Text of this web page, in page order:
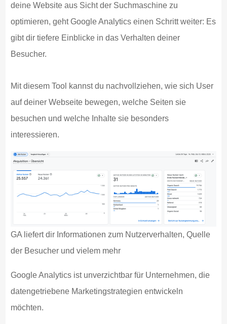
deine Website aus Sicht der Suchmaschine zu
optimieren, geht Google Analytics einen Schritt weiter: Es
gibt dir tiefere Einblicke in das Verhalten deiner
Besucher.
Mit diesem Tool kannst du nachvollziehen, wie sich User
auf deiner Webseite bewegen, welche Seiten sie
besuchen und welche Inhalte sie besonders
interessieren.
GA liefert dir Informationen zum Nutzerverhalten, Quelle
der Besucher und vielem mehr
Google Analytics ist unverzichtbar für Unternehmen, die
datengetriebene Marketingstrategien entwickeln
möchten.